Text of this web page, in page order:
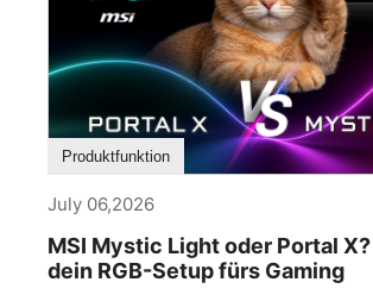
Produktfunktion
July 06,2026
MSI Mystic Light oder Portal
dein RGB-Setup fürs Gaming